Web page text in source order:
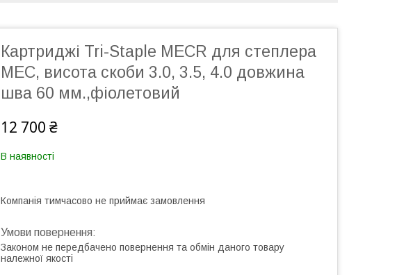
Картриджі Tri-Staple MECR для степлера
MEC, висота скоби 3.0, 3.5, 4.0 довжина
шва 60 мм.,фіолетовий
12 700 ₴
В наявності
Компанія тимчасово не приймає замовлення
Законом не передбачено повернення та обмін даного товару
належної якості